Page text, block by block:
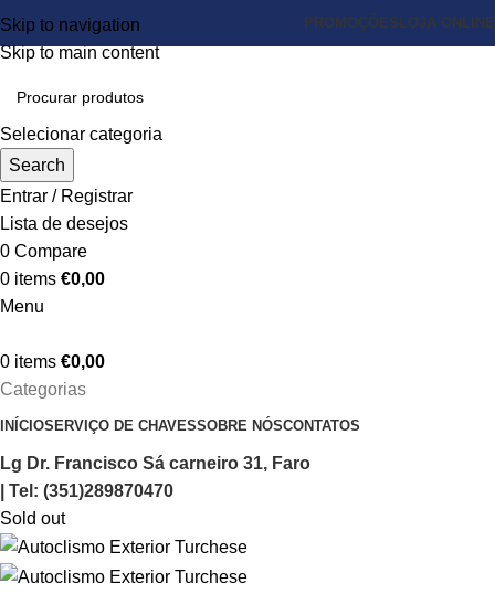
Skip to navigation
Skip to main content
PROMOÇÕES LOJA ONLINE
Selecionar categoria
Search
Entrar / Registrar
Lista de desejos
0 Compare
0 items €0,00
Menu
0 items €0,00
Categorias
INÍCIOSERVIÇO DE CHAVESSOBRE NÓSCONTATOS
Lg Dr. Francisco Sá carneiro 31, Faro
| Tel: (351)289870470
Sold out